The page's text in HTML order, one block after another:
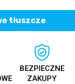
tłuszcze
BEZPIECZNE
ZAKUPY